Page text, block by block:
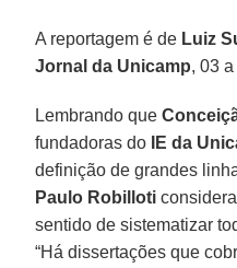
A reportagem é de Luiz
Jornal da Unicamp, 03
Lembrando que
fundadoras do
IE da
definição de grandes
Paulo Robilloti
sentido de sistematizar
“Há dissertações que